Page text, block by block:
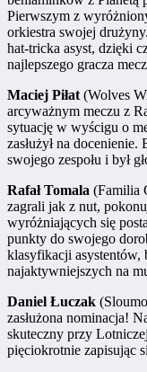
Pierwszym z
orkiestra swojej
hat-tricka asyst, dzięki
najlepszego gracza
Maciej Piłat (Wolves
arcyważnym meczu z
sytuację w wyścigu o
zasłużył na docenienie.
swojego zespołu i był
Rafał Tomala (Familia
zagrali jak z nut,
wyróżniających się
punkty do swojego
klasyfikacji asystentów,
najaktywniejszych na
Daniel Łuczak
zasłużona nominacja!
skuteczny przy
pięciokrotnie zapisując